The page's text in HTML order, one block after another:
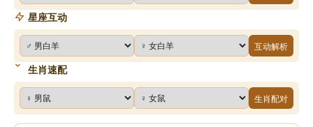
星座互动
互动解析
生肖速配
生肖配对